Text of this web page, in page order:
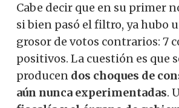
Cabe decir que en su primer
si bien pasó el filtro, ya hubo
grosor de votos contrarios: 7
positivos. La cuestión es que
producen dos choques de
aún nunca experimentadas.